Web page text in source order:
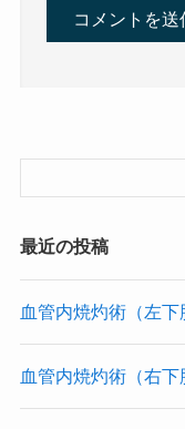
最近の投稿
血管内焼灼術（左下
血管内焼灼術（右下